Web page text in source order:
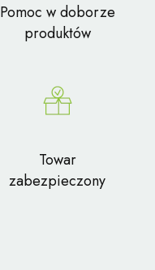
Pomoc w doborze
produktów
Towar
zabezpieczony